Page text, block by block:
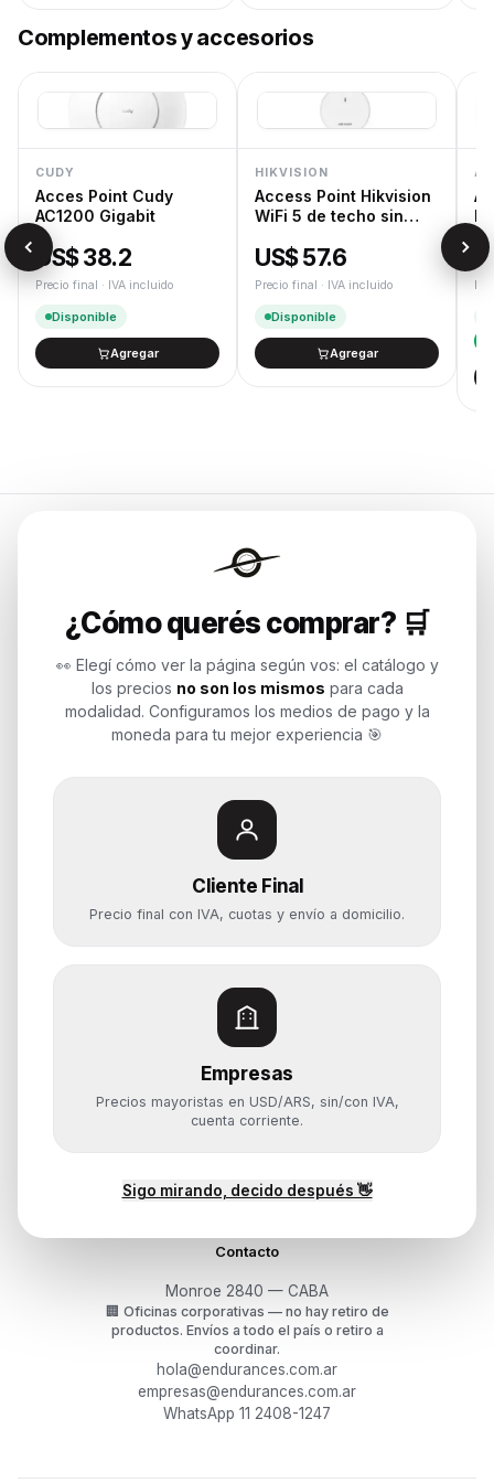
Complementos y accesorios
CUDY
Acces Point Cudy
AC1200 Gigabit
US$ 38.2
Precio final · IVA incluido
Disponible
Agregar
HIKVISION
Access Point Hikvision
WiFi 5 de techo sin
US$ 57.6
Precio final · IVA incluido
Disponible
Agregar
¿Cómo querés comprar? 🛒
👀 Elegí cómo ver la página según vos: el catálogo y
los precios no son los mismos para cada
modalidad. Configuramos los medios de pago y la
moneda para tu mejor experiencia 🎯
Cliente Final
Precio final con IVA, cuotas y envío a domicilio.
Empresas
Precios mayoristas en USD/ARS, sin/con IVA,
cuenta corriente.
Sigo mirando, decido después 👋
Endurances
Soluciones de tecnología para
Potenciamos tu mundo.
Time to work
Categorías
Notebooks
Computadoras y PCs
Componentes
Almacenamiento
Monitores y Pantallas
Ayuda
Mis pedidos
¿Cómo querés comprar?
Contacto
Monroe 2840 — CABA
🏢 Oficinas corporativas — no hay retiro de
productos. Envíos a todo el país o retiro a
coordinar.
hola@endurances.com.ar
empresas@endurances.com.ar
WhatsApp 11 2408-1247